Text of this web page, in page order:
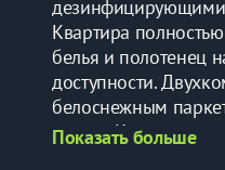
дезинфицирующими
Квартира
белья и полотенец
доступности.
белоснежным
посуду. Комплекты
Показать больше